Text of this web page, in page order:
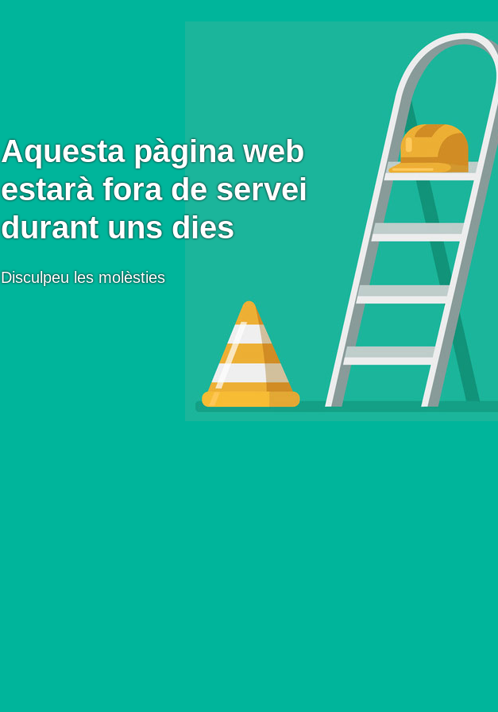
Aquesta pàgina web
estarà fora de servei
durant uns dies
Disculpeu les molèsties